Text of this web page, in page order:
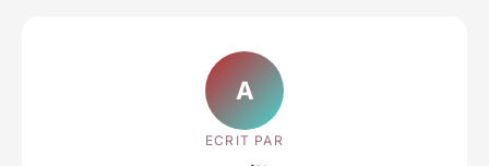
A
ECRIT PAR